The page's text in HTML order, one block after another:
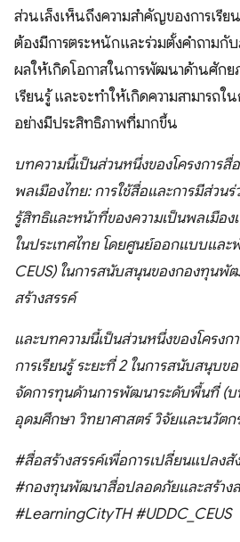
ส่วนเล็งเห็นถึงความสำคัญของการเรีย
ต้องมีการตระหนักและร่วมตั้งคำถามกั
ผลให้เกิดโอกาสในการพัฒนาด้านศัก
เรียนรู้ และจะทำให้เกิดความสามารถ
อย่างมีประสิทธิภาพที่มากขึ้น
บทความนี้เป็นส่วนหนึ่งของโครงการสื่
พลเมืองไทย: การใช้สื่อและการมีส่วนร่
รู้สิทธิและหน้าที่ของความเป็นพลเมือง
ในประเทศไทย โดยศูนย์ออกแบบแล
CEUS) ในการสนับสนุนของกองทุน
สร้างสรรค์
และบทความนี้เป็นส่วนหนึ่งของโครงก
การเรียนรู้ ระยะที่ 2 ในการสนับสนุบข
จัดการทุนด้านการพัฒนาระดับพื้นที่ (บ
อุดมศึกษา วิทยาศาสตร์ วิจัยและนวัตก
#สื่อสร้างสรรค์เพื่อการเปลี่ยนแปลง
#กองทุนพัฒนาสื่อปลอดภัยและสร้าง
#LearningCityTH #UDDC_CEUS